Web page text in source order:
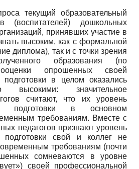
текущий образовательный
(воспитателей) дошкольных
принявших участие в
высоким, как с формальной
диплома), так и с точки зрения
образования (по
опрошенных своей
подготовки в целом оказались
высокими: значительное
считают, что их уровень
подготовки в основном
требованиям. Вместе с
педагогов признают уровень
подготовки свой и коллег не
требованиям (почти
сомневаются в уровне
своей профессиональной